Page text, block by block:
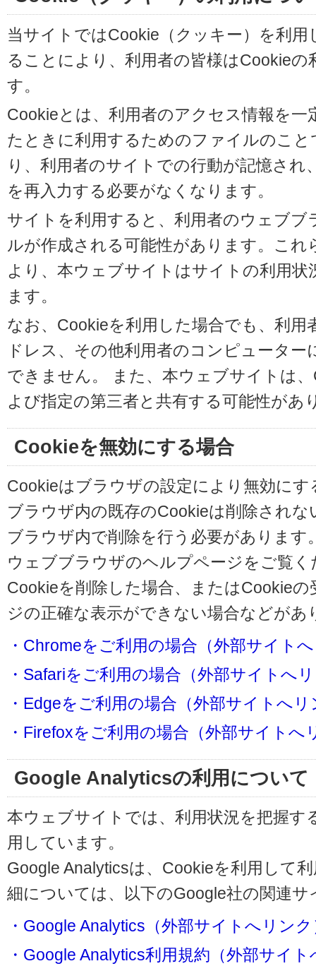
当サイトではCookie（クッキー）を利
ることにより、利用者の皆様はCookie
す。
Cookieとは、利用者のアクセス情報を
たときに利用するためのファイルのこ
り、利用者のサイトでの行動が記憶さ
を再入力する必要がなくなります。
サイトを利用すると、利用者のウェブ
ルが作成される可能性があります。こ
より、本ウェブサイトはサイトの利用
ます。
なお、Cookieを利用した場合でも、利用
ドレス、その他利用者のコンピュータ
できません。 また、本ウェブサイトは
よび指定の第三者と共有する可能性があ
Cookieを無効にする場合
Cookieはブラウザの設定により無効に
ブラウザ内の既存のCookieは削除され
ブラウザ内で削除を行う必要があります
ウェブブラウザのヘルプページをご覧く
Cookieを削除した場合、またはCookie
ジの正確な表示ができない場合などが
・Chromeをご利用の場合（外部サイト
・Safariをご利用の場合（外部サイトへ
・Edgeをご利用の場合（外部サイトへリ
・Firefoxをご利用の場合（外部サイトへ
Google Analyticsの利用について
本ウェブサイトでは、利用状況を把握す
用しています。
Google Analyticsは、Cookieを利用して
細については、以下のGoogle社の関連
・Google Analytics（外部サイトへリンク
・Google Analytics利用規約（外部サイ